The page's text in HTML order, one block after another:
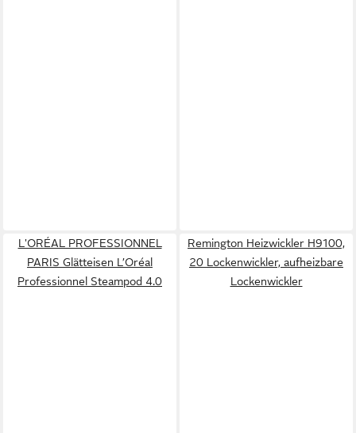
L'ORÉAL PROFESSIONNEL
PARIS Glätteisen L’Oréal
Professionnel Steampod 4.0
Remington Heizwickler H9100,
20 Lockenwickler, aufheizbare
Lockenwickler